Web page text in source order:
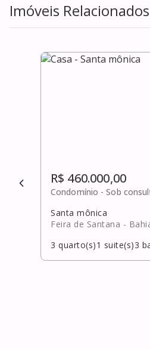
Imóveis Relacionados
R$ 460.000,00
Condomínio -Sob
Santa mônica
Feira de Santana -
3 quarto(s)1 suite(s)3